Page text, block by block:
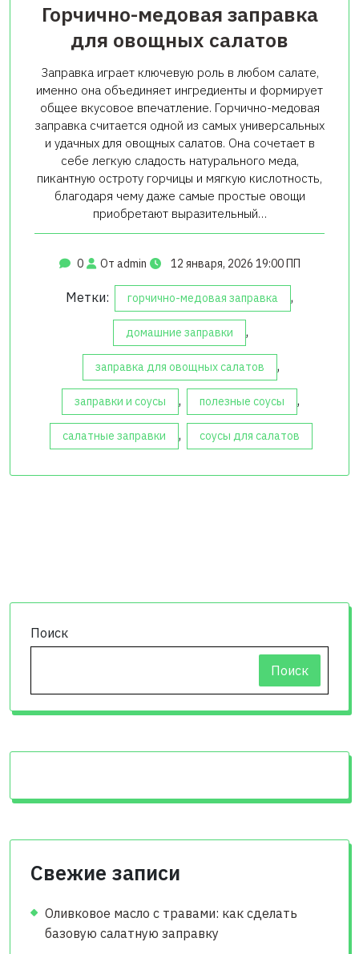
Горчично-медовая заправка
для овощных салатов
Заправка играет ключевую роль в любом салате,
именно она объединяет ингредиенты и формирует
общее вкусовое впечатление. Горчично-медовая
заправка считается одной из самых универсальных
и удачных для овощных салатов. Она сочетает в
себе легкую сладость натурального меда,
пикантную остроту горчицы и мягкую кислотность,
благодаря чему даже самые простые овощи
приобретают выразительный…
0 От admin 12 января, 2026 19:00 ПП
Метки: горчично-медовая заправка ,
домашние заправки ,
заправка для овощных салатов ,
заправки и соусы , полезные соусы ,
салатные заправки , соусы для салатов
Поиск
Поиск
Свежие записи
Оливковое масло с травами: как сделать
базовую салатную заправку